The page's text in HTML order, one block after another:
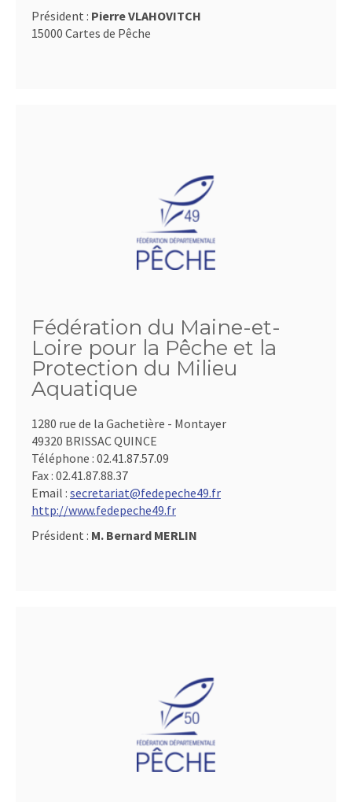
Président : Pierre VLAHOVITCH
15000 Cartes de Pêche
Fédération du Maine-et-
Loire pour la Pêche et la
Protection du Milieu
Aquatique
1280 rue de la Gachetière - Montayer
49320 BRISSAC QUINCE
Téléphone : 02.41.87.57.09
Fax : 02.41.87.88.37
Email : secretariat@fedepeche49.fr
http://www.fedepeche49.fr
Président : M. Bernard MERLIN